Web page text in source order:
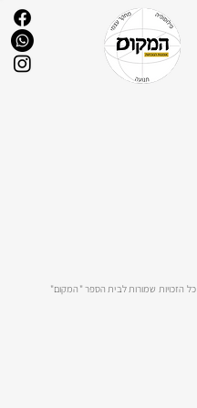
כל הזכויות שמורות לבית הספר "המקום"